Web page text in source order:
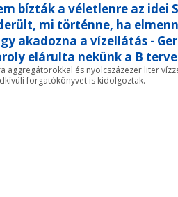
bízták a véletlenre az idei
mi történne, ha
akadozna a vízellátás -
elárulta nekünk a B
aggregátorokkal és nyolcszázezer liter
forgatókönyvet is kidolgoztak.